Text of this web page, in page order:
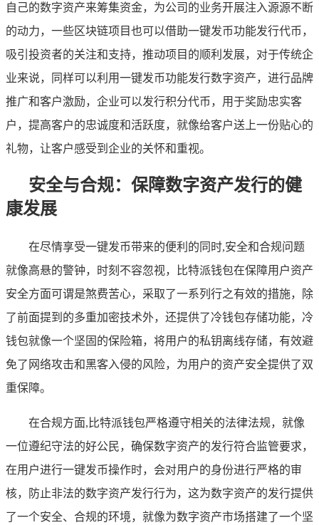
自己的数字资产来筹集资金，为公司的业务开展注入源源不断
的动力，一些区块链项目也可以借助一键发币功能发行代币，
吸引投资者的关注和支持，推动项目的顺利发展，对于传统企
业来说，同样可以利用一键发币功能发行数字资产，进行品牌
推广和客户激励，企业可以发行积分代币，用于奖励忠实客
户，提高客户的忠诚度和活跃度，就像给客户送上一份贴心的
礼物，让客户感受到企业的关怀和重视。
安全与合规：保障数字资产发行的健
康发展
在尽情享受一键发币带来的便利的同时,安全和合规问题
就像高悬的警钟，时刻不容忽视，比特派钱包在保障用户资产
安全方面可谓是煞费苦心，采取了一系列行之有效的措施，除
了前面提到的多重加密技术外，还提供了冷钱包存储功能，冷
钱包就像一个坚固的保险箱，将用户的私钥离线存储，有效避
免了网络攻击和黑客入侵的风险，为用户的资产安全提供了双
重保障。
在合规方面,比特派钱包严格遵守相关的法律法规，就像
一位遵纪守法的好公民，确保数字资产的发行符合监管要求，
在用户进行一键发币操作时，会对用户的身份进行严格的审
核，防止非法的数字资产发行行为，这为数字资产的发行提供
了一个安全、合规的环境，就像为数字资产市场搭建了一个坚